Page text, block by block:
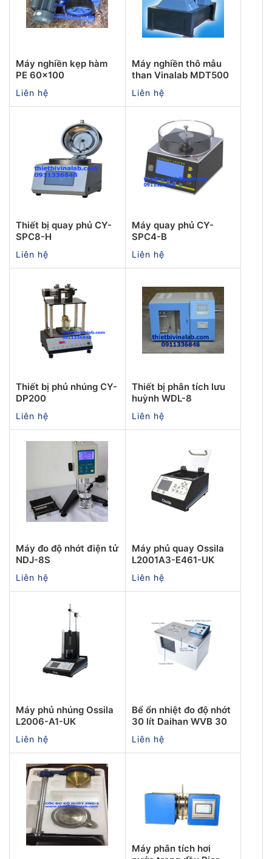
Máy nghiền kẹp hàm
PE 60x100
Liên hệ
Máy nghiền thô mẫu
than Vinalab MDT500
Liên hệ
Thiết bị quay phủ CY-
SPC8-H
Liên hệ
Máy quay phủ CY-
SPC4-B
Liên hệ
Thiết bị phủ nhúng CY-
DP200
Liên hệ
Thiết bị phân tích lưu
huỳnh WDL-8
Liên hệ
Máy đo độ nhớt điện tử
NDJ-8S
Liên hệ
Máy phủ quay Ossila
L2001A3-E461-UK
Liên hệ
Máy phủ nhúng Ossila
L2006-A1-UK
Liên hệ
Bể ổn nhiệt đo độ nhớt
30 lít Daihan WVB 30
Liên hệ
Máy phân tích hơi